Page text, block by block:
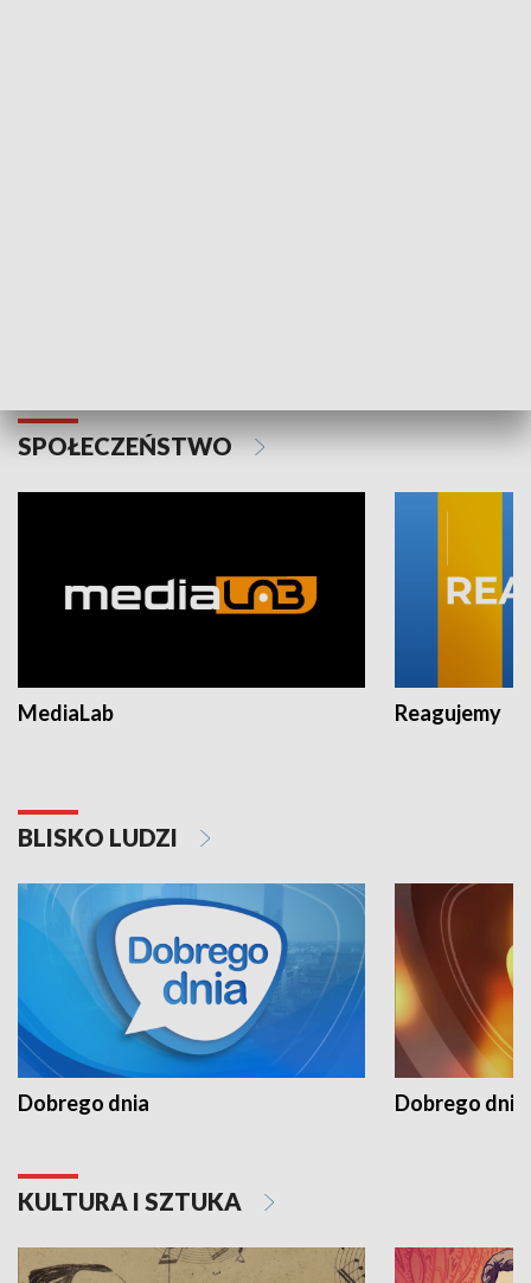
SPOŁECZEŃSTWO
MediaLab Reagujemy
BLISKO LUDZI
Dobrego dnia Dobrego dnia
KULTURA I SZTUKA